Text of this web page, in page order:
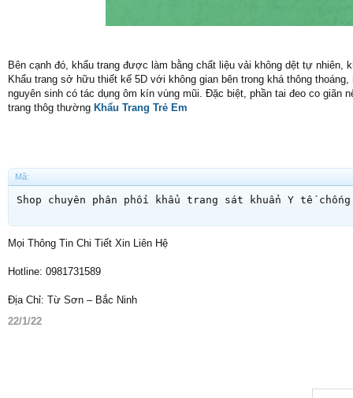
Bên cạnh đó, khẩu trang được làm bằng chất liệu vải không dệt tự
Khẩu trang sở hữu thiết kế 5D với không gian bên trong khá thông
nguyên sinh có tác dụng ôm kín vùng mũi. Đặc biệt, phần tai đeo co
trang thôg thường Khẩu Trang Trẻ Em
Mã:
Shop chuyên phân phối khẩu trang sát khuẩn Y tế
Mọi Thông Tin Chi Tiết Xin Liên Hệ
Hotline: 0981731589
Địa Chỉ: Từ Sơn – Bắc Ninh
22/1/22